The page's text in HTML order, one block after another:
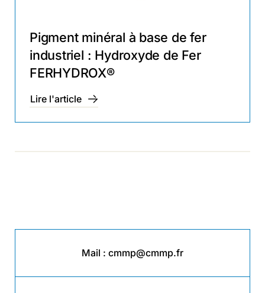
Pigment minéral à base de fer
industriel : Hydroxyde de Fer
FERHYDROX®
Lire l'article
Mail : cmmp@cmmp.fr